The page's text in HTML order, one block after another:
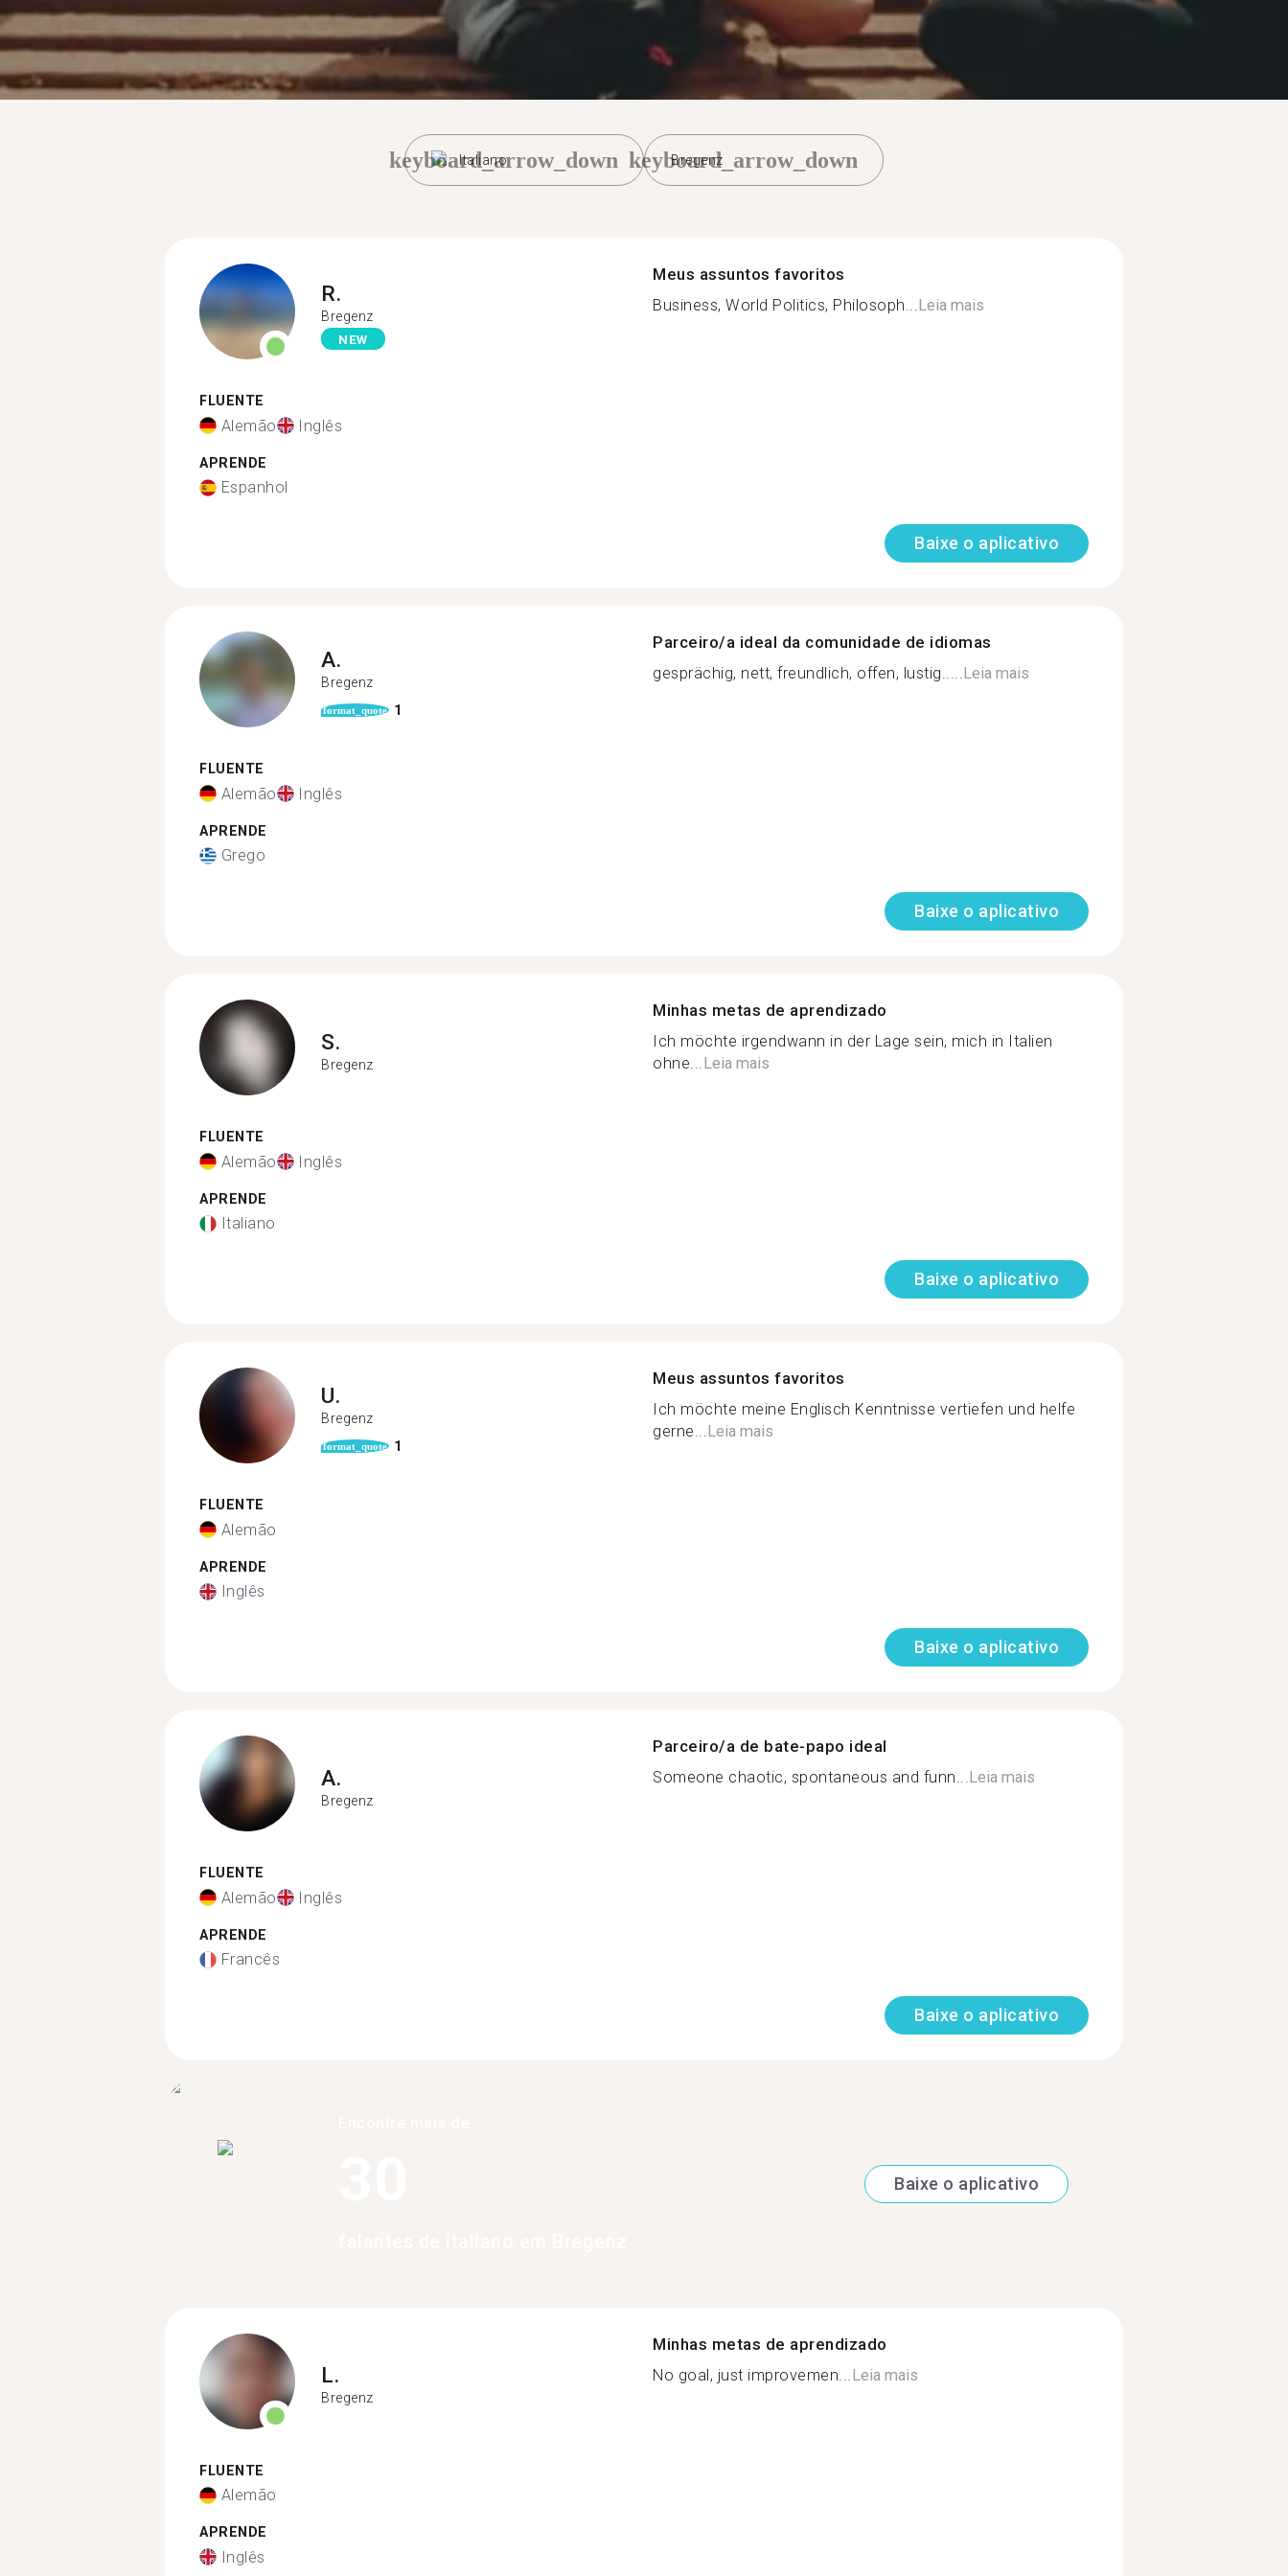
Italiano
keyboard_arrow_down Bregenz
keyboard_arrow_down
R.
Bregenz
NEW
FLUENTE
Alemão Inglês
APRENDE
Espanhol
Meus assuntos favoritos
Business, World Politics, Philosoph...Leia mais
Baixe o aplicativo
A.
Bregenz
format_quote 1
FLUENTE
Alemão Inglês
APRENDE
Grego
Parceiro/a ideal da comunidade de idiomas
gesprächig, nett, freundlich, offen, lustig.....Leia mais
Baixe o aplicativo
S.
Bregenz
FLUENTE
Alemão Inglês
APRENDE
Italiano
Minhas metas de aprendizado
Ich möchte irgendwann in der Lage sein, mich in Italien
ohne...Leia mais
Baixe o aplicativo
U.
Bregenz
format_quote 1
FLUENTE
Alemão
APRENDE
Inglês
Meus assuntos favoritos
Ich möchte meine Englisch Kenntnisse vertiefen und helfe
gerne...Leia mais
Baixe o aplicativo
A.
Bregenz
FLUENTE
Alemão Inglês
APRENDE
Francês
Parceiro/a de bate-papo ideal
Someone chaotic, spontaneous and funn...Leia mais
Baixe o aplicativo
Baixe o aplicativo
L.
Bregenz
FLUENTE
Alemão
APRENDE
Inglês
Minhas metas de aprendizado
No goal, just improvemen... Leia mais